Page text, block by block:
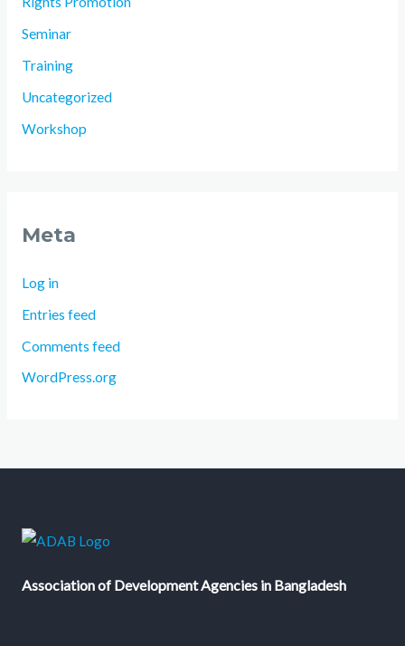
Seminar
Training
Uncategorized
Workshop
Meta
Log in
Entries feed
Comments feed
WordPress.org
Association of Development Agencies in Bangladesh